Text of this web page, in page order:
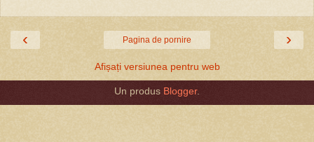
‹ ›
Pagina de pornire
Afișați versiunea pentru web
Un produs Blogger.